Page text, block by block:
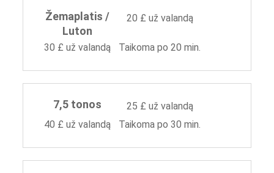
Žemaplatis /
Luton
20 £ už valandą
30 £ už valandą Taikoma po 20 min.
7,5 tonos
25 £ už valandą
40 £ už valandą
Taikoma po 30 min.